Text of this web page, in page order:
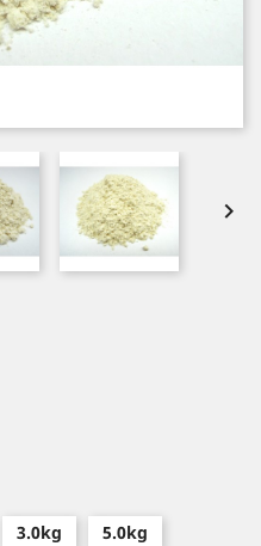

3.0kg 5.0kg